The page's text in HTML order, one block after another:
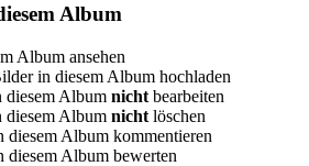
Album
Album ansehen
in diesem Album hochladen
diesem Album nicht bearbeiten
diesem Album nicht löschen
diesem Album kommentieren
diesem Album bewerten